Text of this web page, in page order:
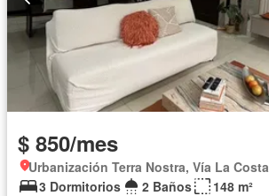
$ 850/mes
Urbanización Terra Nostra, Vía La Costa
3 Dormitorios
2 Baños 148 m²